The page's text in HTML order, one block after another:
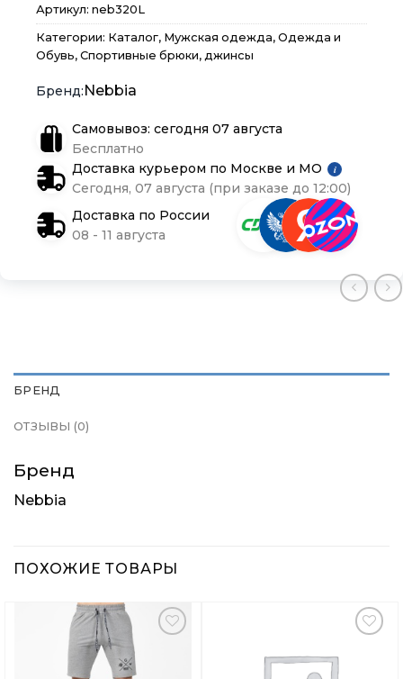
Артикул: neb320L
Категории: Каталог, Мужская одежда, Одежда и
Обувь, Спортивные брюки, джинсы
Nebbia
Самовывоз: сегодня 07 августа
Бесплатно
Доставка курьером по Москве и МО
i
Сегодня, 07 августа (при заказе до 12:00)
Доставка по России
08 - 11 августа
БРЕНД
ОТЗЫВЫ (0)
Бренд
Nebbia
ПОХОЖИЕ ТОВАРЫ
Добавить
Добавить
Блог
Блог
Блог